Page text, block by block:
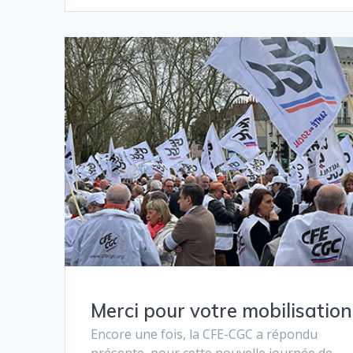
Merci pour votre
Encore une fois, la CFE-CGC a répondu